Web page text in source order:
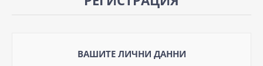
ВАШИТЕ ЛИЧНИ ДАННИ